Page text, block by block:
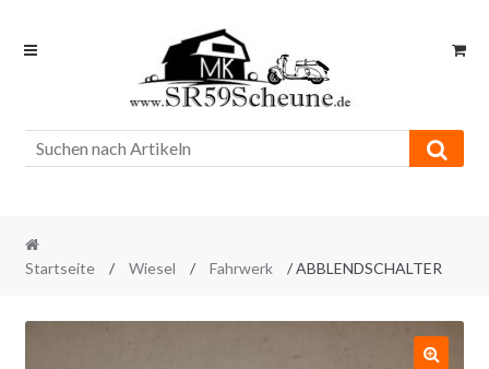
Skip
Skip
Startseite / Wiesel / Fahrwerk / ABBLENDSCHALTER